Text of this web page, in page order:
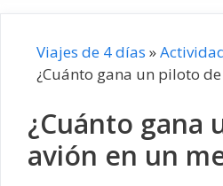
Viajes de 4 días »
¿Cuánto gana un piloto
¿Cuánto gana
avión en un